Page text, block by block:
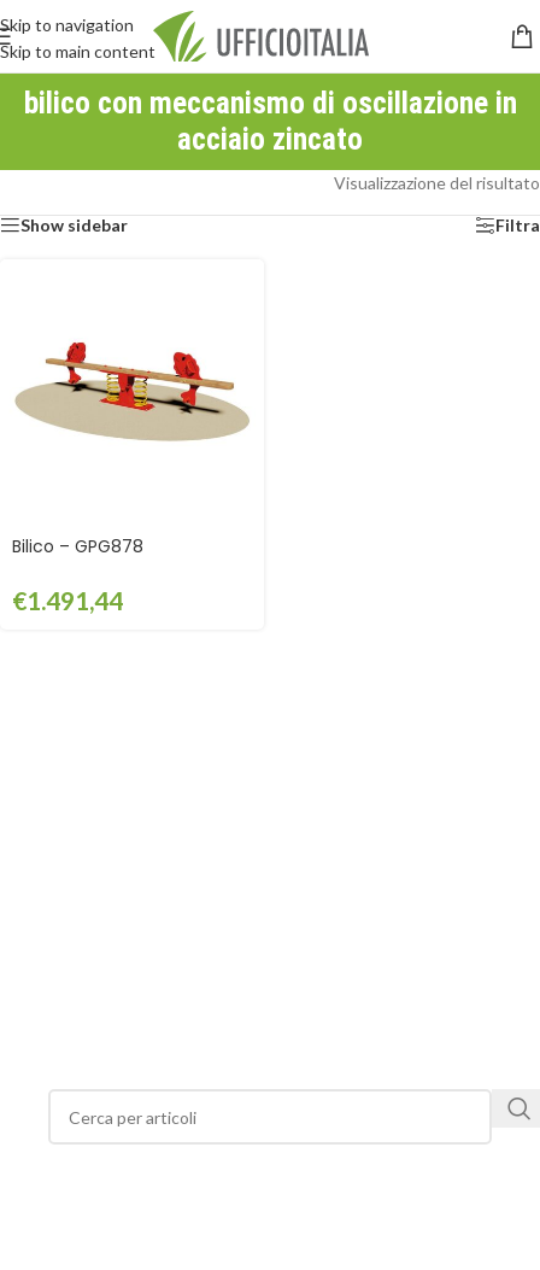
Skip to navigation
Skip to main content
bilico con meccanismo di oscillazione in
acciaio zincato
Visualizzazione del risultato
Show sidebar Filtra
Bilico – GPG878
€1.491,44